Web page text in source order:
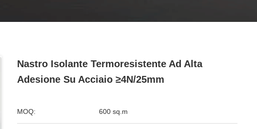
Nastro Isolante Termoresistente Ad Alta
Adesione Su Acciaio ≥4N/25mm
MOQ: 600 sq.m